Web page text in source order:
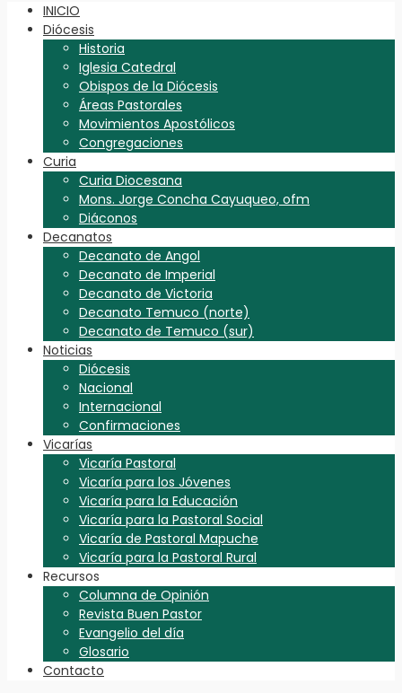
INICIO
Diócesis
Historia
Iglesia Catedral
Obispos de la Diócesis
Áreas Pastorales
Movimientos Apostólicos
Congregaciones
Curia
Curia Diocesana
Mons. Jorge Concha Cayuqueo, ofm
Diáconos
Decanatos
Decanato de Angol
Decanato de Imperial
Decanato de Victoria
Decanato Temuco (norte)
Decanato de Temuco (sur)
Noticias
Diócesis
Nacional
Internacional
Confirmaciones
Vicarías
Vicaría Pastoral
Vicaría para los Jóvenes
Vicaría para la Educación
Vicaría para la Pastoral Social
Vicaría de Pastoral Mapuche
Vicaría para la Pastoral Rural
Recursos
Columna de Opinión
Revista Buen Pastor
Evangelio del día
Glosario
Contacto